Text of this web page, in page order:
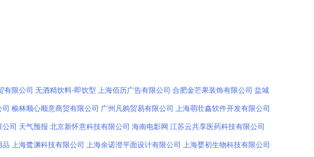
有限公司 无酒精饮料-即饮型 上海佰历广告有限公司 合肥金芒果装饰有限公司 盐城
榆林顺心顺意商贸有限公司 广州凡购贸易有限公司 上海萌壮鑫软件开发有限公司
司 天气预报 北京新怀意科技有限公司 海南电影网 江苏云共享医药科技有限公司
品 上海鹭渊科技有限公司 上海余诺澄平面设计有限公司 上海婴初生物科技有限公司